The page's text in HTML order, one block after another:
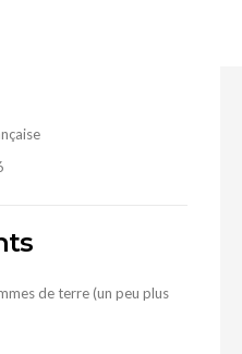
de terre (un peu plus